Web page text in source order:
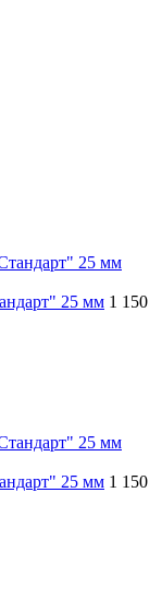
25 мм 1 150
25 мм 1 150